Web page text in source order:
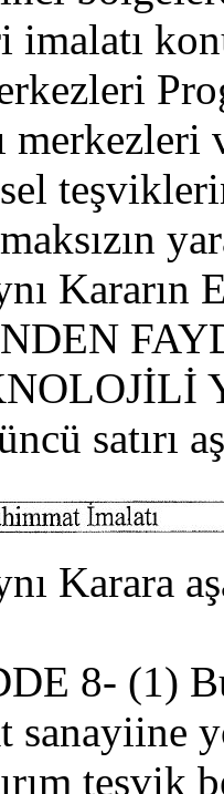
Kararın
satırı
Karara
8- (1)
sanayiine
teşvik